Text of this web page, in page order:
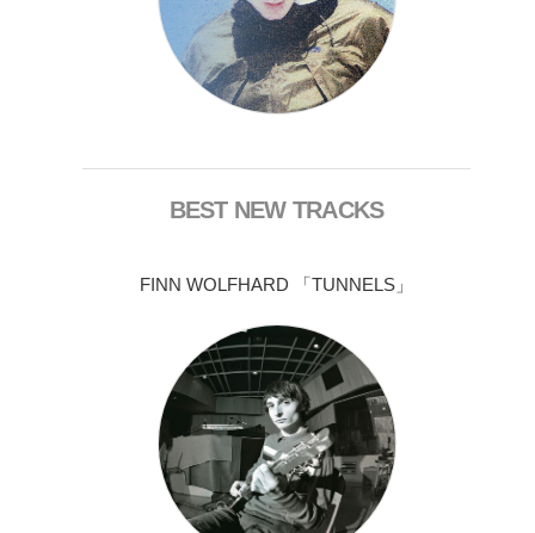
BEST NEW TRACKS
FINN WOLFHARD 「TUNNELS」